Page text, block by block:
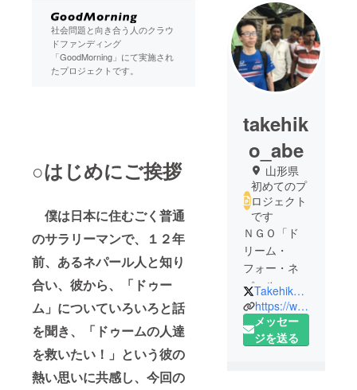
社会問題と向き合う人のクラウ
ドファンディング
「GoodMorning」にて実施され
たプロジェクトです。
○はじめにご挨拶
僕は日本に住むごく普通
のサラリーマンで、１２年
前、あるネパール人と知り
合い、彼から、「ドゥー
ム」についていろいろと話
を聞き、「ドゥームの人達
を救いたい！」という彼の
熱い思いに共感し、今回の
takehik
o_abe
山形県
初めてのプ
ロジェクト
です
ＮＧＯ「ド
リーム・
フォー・ネ
パール」の
副代表をし
ておりま
す。縁あっ
TakehikoAbe
https://www.facebook.com/dream4nepal/
メッセー
ジを送る